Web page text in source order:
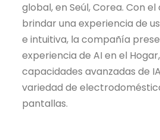
global, en Seúl, Corea. Con
brindar una experiencia de
e intuitiva, la compañía
experiencia de AI en el
capacidades avanzadas de
variedad de
pantallas.